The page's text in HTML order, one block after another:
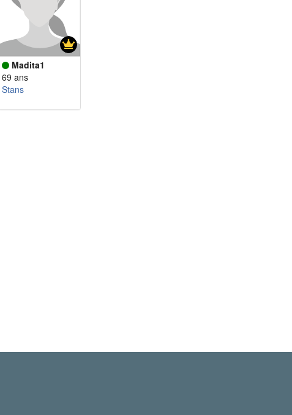
Madita1
69 ans
Stans